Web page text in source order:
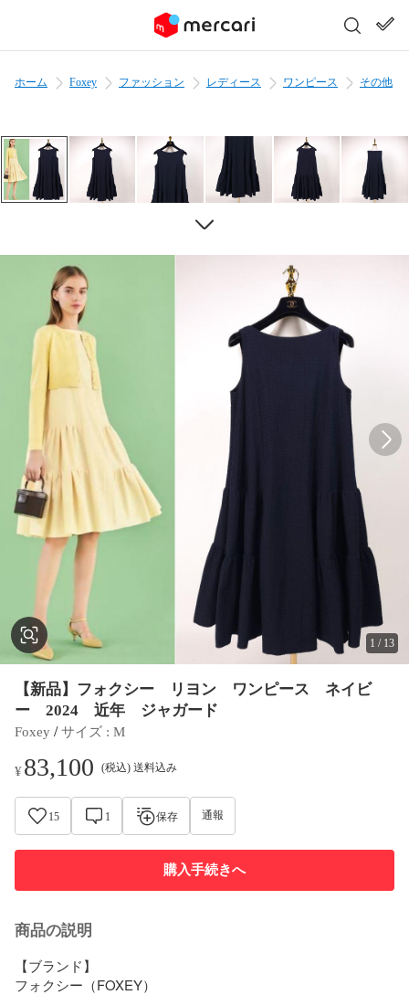
ホーム Foxey ファッション レディース ワンピース その他
1 / 13
【新品】フォクシー リヨン ワンピース ネイビ
ー 2024 近年 ジャガード
Foxey / サイズ : M
¥83,100 (税込) 送料込み
15 1 保存 通報
購入手続きへ
商品の説明
【ブランド】
フォクシー（FOXEY）